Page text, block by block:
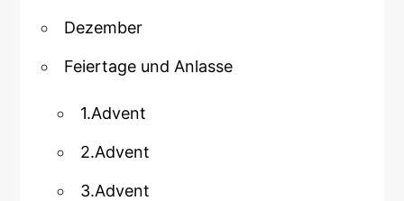
Dezember
Feiertage und Anlasse
1.Advent
2.Advent
3.Advent